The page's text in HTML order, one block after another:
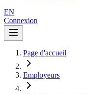
EN
Connexion
Page d'accueil
Employeurs